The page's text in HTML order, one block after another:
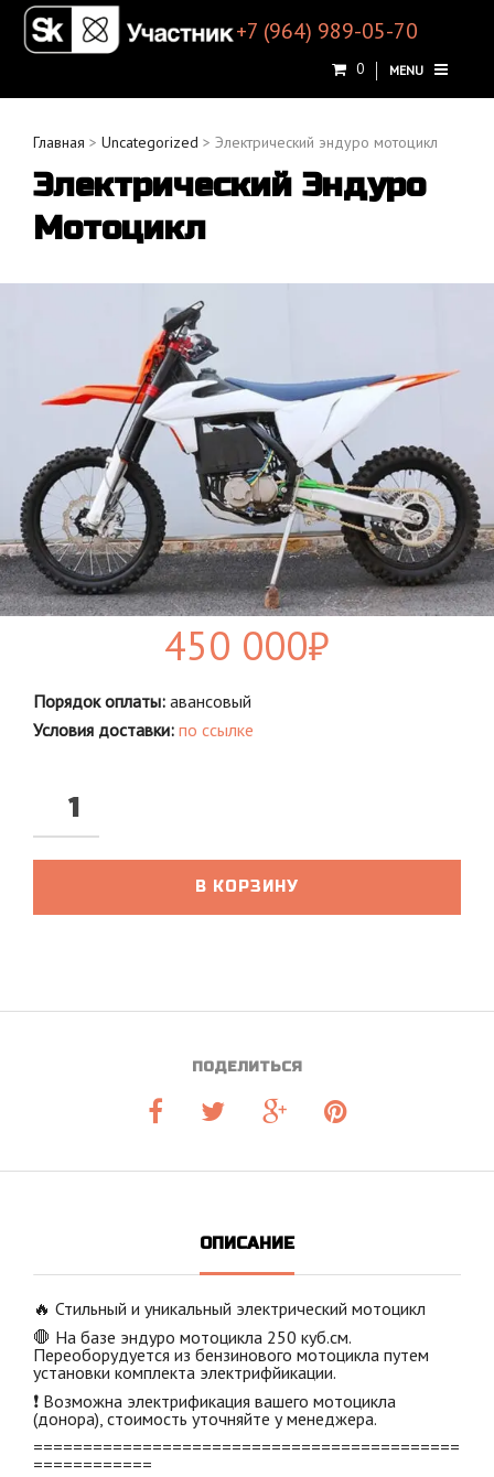
+7 (964) 989-05-70
0 MENU
Главная > Uncategorized > Электрический эндуро мотоцикл
Электрический Эндуро
Мотоцикл
450 000₽
Порядок оплаты: авансовый
Условия доставки: по ссылке
В КОРЗИНУ
ПОДЕЛИТЬСЯ
ОПИСАНИЕ
🔥 Стильный и уникальный электрический мотоцикл
🛑 На базе эндуро мотоцикла 250 куб.см.
Переоборудуется из бензинового мотоцикла путем
установки комплекта электрифйикации.
❗ Возможна электрификация вашего мотоцикла
(донора), стоимость уточняйте у менеджера.
===========================================
============